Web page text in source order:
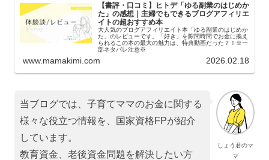
【書評・口コミ】ヒトデ「ゆる副業のはじめか
た」の感想｜主婦でもできるブログアフィリエ
イトの超おすすめ本
大人気のブログアフィリエイト本「ゆる副業のはじめか
た」のレビューです。「好き」を隙間時間でお金に換え
られるこの本の最大の魅力は、特典動画だった？！※一
部ネタバレ注意※
www.mamakimi.com 2026.02.18
しょう君のマ
マ
当ブログでは、子育てママのお金に関する
様々な役立つ情報を、国家資格FPが紹介
しています。
教育資金、老後資金問題を解決したい方